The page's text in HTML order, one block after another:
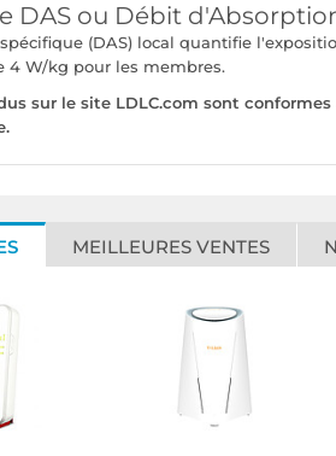
DAS ou Débit
(DAS) local quantifie
4 W/kg pour les membres.
sur le site LDLC.com sont
MEILLEURES VENTES